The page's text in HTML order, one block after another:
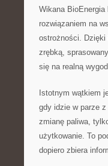
Wikana
rozwiązaniem na
ostrożności. Dzięki
zrębką,
się na realną
Istotnym wątkiem
gdy idzie w parze
zmianę paliwa,
użytkowanie. To
dopiero zbiera